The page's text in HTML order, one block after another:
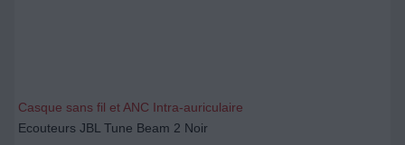
Casque sans fil et ANC Intra-auriculaire
Ecouteurs JBL Tune Beam 2 Noir